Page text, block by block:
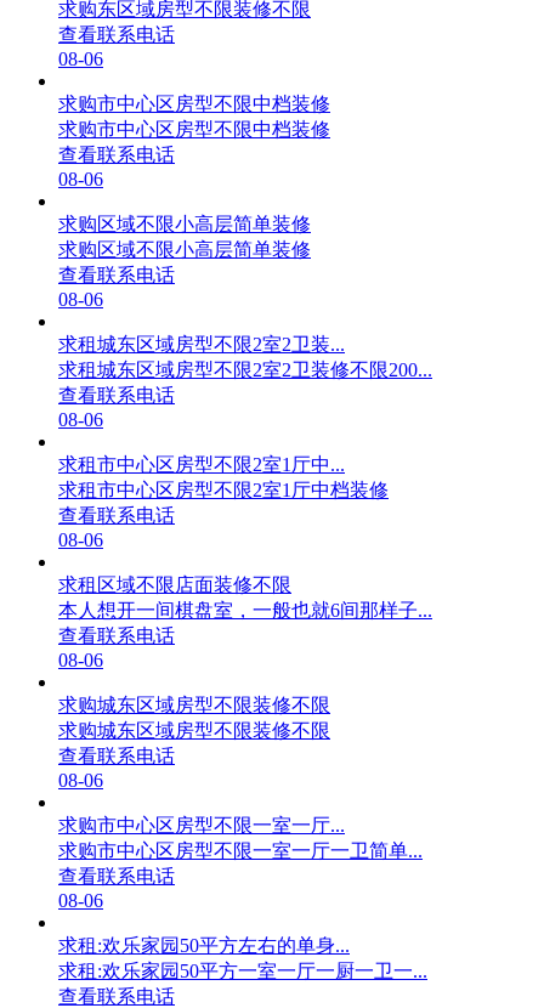
求购东区域房型不限装修不限
查看联系电话
08-06
求购市中心区房型不限中档装修
求购市中心区房型不限中档装修
查看联系电话
08-06
求购区域不限小高层简单装修
求购区域不限小高层简单装修
查看联系电话
08-06
求租城东区域房型不限2室2卫装...
求租城东区域房型不限2室2卫装修不限200...
查看联系电话
08-06
求租市中心区房型不限2室1厅中...
求租市中心区房型不限2室1厅中档装修
查看联系电话
08-06
求租区域不限店面装修不限
本人想开一间棋盘室，一般也就6间那样子...
查看联系电话
08-06
求购城东区域房型不限装修不限
求购城东区域房型不限装修不限
查看联系电话
08-06
求购市中心区房型不限一室一厅...
求购市中心区房型不限一室一厅一卫简单...
查看联系电话
08-06
求租:欢乐家园50平方左右的单身...
求租:欢乐家园50平方一室一厅一厨一卫一...
查看联系电话